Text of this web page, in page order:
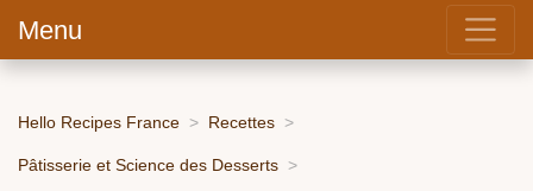
Menu
Hello Recipes France Recettes
Pâtisserie et Science des Desserts